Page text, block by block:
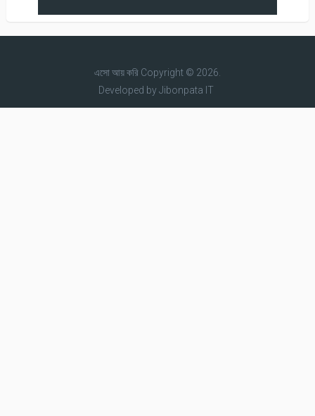
এসো আয় করিCopyright © 2026.
Developed byJibonpata IT